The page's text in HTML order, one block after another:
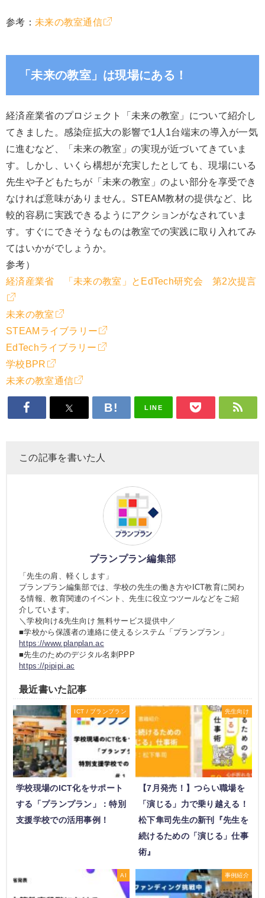
参考： 未来の教室通信
「未来の教室」は現場にある！
経済産業省のプロジェクト「未来の教室」について紹介し
てきました。感染症拡大の影響で1人1台端末の導入が一気
に進むなど、「未来の教室」の実現が近づいてきていま
す。しかし、いくら構想が充実したとしても、現場にいる
先生や子どもたちが「未来の教室」のよい部分を享受でき
なければ意味がありません。STEAM教材の提供など、比
較的容易に実践できるようにアクションがなされていま
す。すぐにできそうなものは教室での実践に取り入れてみ
てはいかがでしょうか。
参考）
経済産業省 「未来の教室」とEdTech研究会 第2次提言
未来の教室
STEAMライブラリー
EdTechライブラリー
学校BPR
未来の教室通信
LINE
この記事を書いた人
プランプラン編集部
「先生の肩、軽くします」
プランプラン編集部では、学校の先生の働き方やICT教育に関わ
る情報、教育関連のイベント、先生に役立つツールなどをご紹
介しています。
＼学校向け&先生向け 無料サービス提供中／
■学校から保護者の連絡に使えるシステム「プランプラン」
https://www.planplan.ac
■先生のためのデジタル名刺PPP
https://pipipi.ac
最近書いた記事
ICT / プランプラン
学校現場のICT化をサポート
する「プランプラン」：特別
支援学校での活用事例！
先生向け
【7月発売！】つらい職場を
「演じる」力で乗り越える！
松下隼司先生の新刊『先生を
続けるための「演じる」仕事
術』
AI 事例紹介